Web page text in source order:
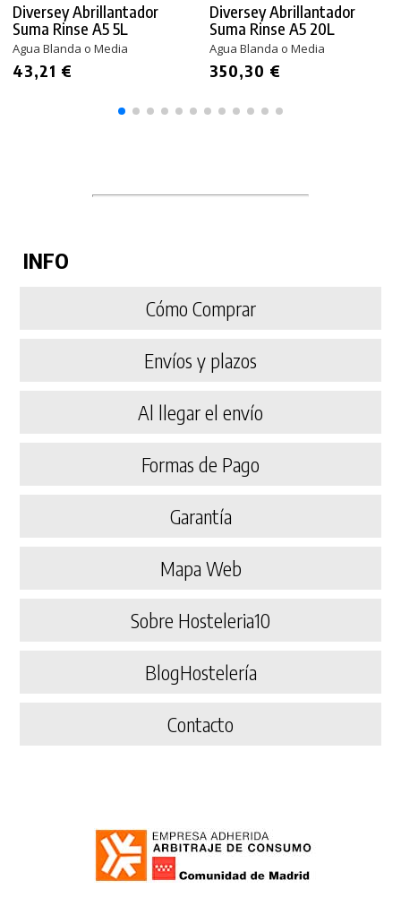
Diversey Abrillantador
Suma Rinse A5 5L
Agua Blanda o Media
43,21 €
Diversey Abrillantador
Suma Rinse A5 20L
Agua Blanda o Media
350,30 €
INFO
Cómo Comprar
Envíos y plazos
Al llegar el envío
Formas de Pago
Garantía
Mapa Web
Sobre Hosteleria10
BlogHostelería
Contacto